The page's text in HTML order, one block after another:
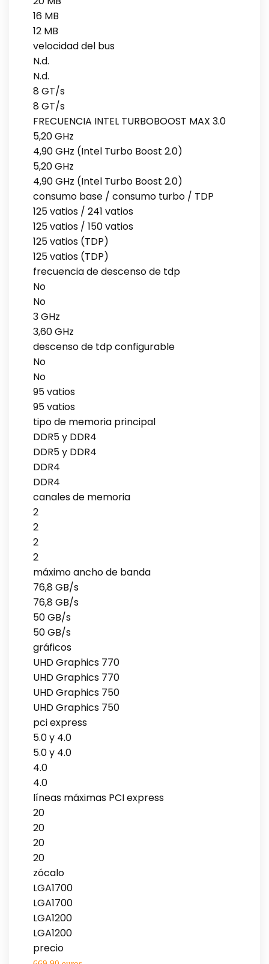
16 MB
12 MB
velocidad del bus
N.d.
N.d.
8 GT/s
8 GT/s
FRECUENCIA INTEL TURBOBOOST MAX 3.0
5,20 GHz
4,90 GHz (Intel Turbo Boost 2.0)
5,20 GHz
4,90 GHz (Intel Turbo Boost 2.0)
consumo base / consumo turbo / TDP
125 vatios / 241 vatios
125 vatios / 150 vatios
125 vatios (TDP)
125 vatios (TDP)
frecuencia de descenso de tdp
No
No
3 GHz
3,60 GHz
descenso de tdp configurable
No
No
95 vatios
95 vatios
tipo de memoria principal
DDR5 y DDR4
DDR5 y DDR4
DDR4
DDR4
canales de memoria
2
2
2
2
máximo ancho de banda
76,8 GB/s
76,8 GB/s
50 GB/s
50 GB/s
gráficos
UHD Graphics 770
UHD Graphics 770
UHD Graphics 750
UHD Graphics 750
pci express
5.0 y 4.0
5.0 y 4.0
4.0
4.0
líneas máximas PCI express
20
20
20
20
zócalo
LGA1700
LGA1700
LGA1200
LGA1200
precio